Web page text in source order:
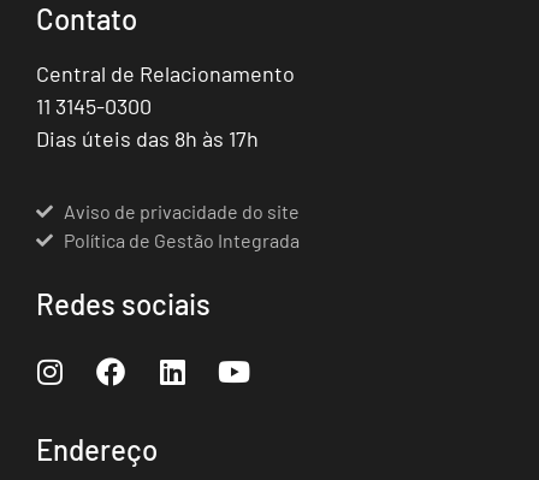
Contato
Central de Relacionamento
11 3145-0300
Dias úteis das 8h às 17h
Aviso de privacidade do site
Política de Gestão Integrada
Redes sociais
Endereço